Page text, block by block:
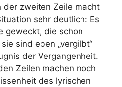
der zweiten Zeile macht
sehr deutlich: Es
geweckt, die schon
sind eben „vergilbt“
der Vergangenheit.
Zeilen machen noch
des lyrischen